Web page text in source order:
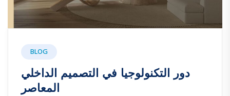
BLOG
دور التكنولوجيا في التصميم الداخلي
المعاصر